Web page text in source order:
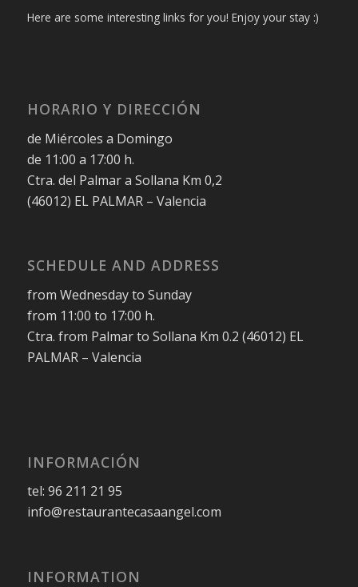
Here are some interesting links for you! Enjoy your stay :)
HORARIO Y DIRECCIÓN
de Miércoles a Domingo
de 11:00 a 17:00 h.
Ctra. del Palmar a Sollana Km 0,2
(46012) EL PALMAR – Valencia
SCHEDULE AND ADDRESS
from Wednesday to Sunday
from 11:00 to 17:00 h.
Ctra. from Palmar to Sollana Km 0.2 (46012) EL
PALMAR – Valencia
INFORMACIÓN
tel: 96 211 21 95
info@restaurantecasaangel.com
INFORMATION